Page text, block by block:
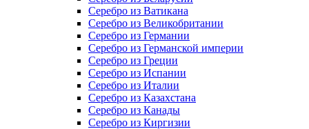
Серебро из Ватикана
Серебро из Великобритании
Серебро из Германии
Серебро из Германской империи
Серебро из Греции
Серебро из Испании
Серебро из Италии
Серебро из Казахстана
Серебро из Канады
Серебро из Киргизии